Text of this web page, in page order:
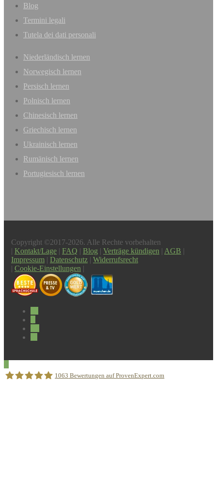
Blog
Termini legali
Tutela dei dati personali
Niederländisch lernen
Norwegisch lernen
Persisch lernen
Polnisch lernen
Chinesisch lernen
Griechisch lernen
Ukrainisch lernen
Rumänisch lernen
Portugiesisch lernen
Copyright ©2017-2026. Alle Rechte vorbehalten
| Kontakt/Lage | FAQ | Blog | Verträge kündigen | AGB |
Impressum | Datenschutz | Widerrufsrecht
| Cookie-Einstellungen |
1063 Bewertungen auf ProvenExpert.com